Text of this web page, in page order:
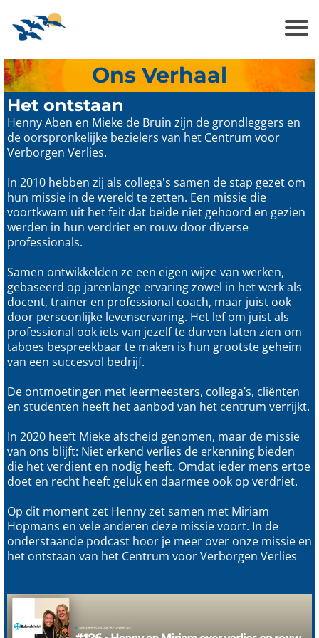
Ons Verhaal
Het ontstaan
Henny Aben en Mieke de Bruin zijn de grondleggers en
de oorspronkelijke bezielers van het Centrum voor
Verborgen Verlies.
In 2010 hebben zij als collega's samen de stap gezet om
hun missie in de wereld te zetten. Een missie die
voortkwam uit het feit dat beide niet gehoord en gezien
werden in hun verdriet en rouw door diverse
professionals.
Samen ontwikkelden ze een eigen wijze van werken,
gebaseerd op jarenlange ervaring zowel in het werk als
docent, trainer en professional coach, maar juist ook
door persoonlijke levenservaring. Het lef om juist als
professional ook iets van jezelf te durven laten zien om
taboes bespreekbaar te maken is hun grootste geheim
van een succesvol bedrijf.
De ontmoetingen met leermeesters, collega’s, cliënten
en studenten heeft het aanbod van het centrum verrijkt.
In 2020 heeft Mieke afscheid genomen, maar de missie
van ons blijft: Niet erkend verlies de erkenning bieden
die het verdient en nodig heeft. Omdat ieder mens ertoe
doet en recht heeft geluk en daarmee ook op verdriet.
Op dit moment zet Henny zet samen met Miriam
Hopmans en vele anderen deze missie voort. In de
onderstaande podcast hoor je meer over onze missie en
het ontstaan van het Centrum voor Verborgen Verlies